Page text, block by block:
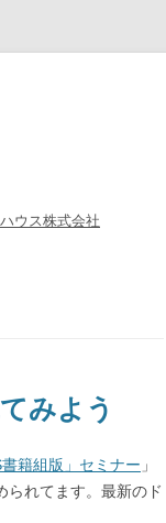
ウス株式会社
みよう
籍組版」セミナー 」
られてます。最新のド